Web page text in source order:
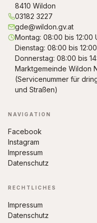
8410 Wildon
03182 3227
gde@wildon.gv.at
Montag: 08:00 bis 12:00
Dienstag: 08:00 bis
Donnerstag: 08:00 bis
Marktgemeinde Wildon
(Servicenummer für
und Straßen)
NAVIGATION
Facebook
Instagram
Impressum
Datenschutz
RECHTLICHES
Impressum
Datenschutz